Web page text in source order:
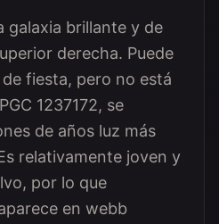
galaxia brillante y de
derecha. Puede
fiesta, pero no está
1237172, se
de años luz más
relativamente joven y
por lo que
en webb